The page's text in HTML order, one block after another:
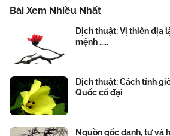
Bài Xem Nhiều Nhất
Dịch thuật: Vị thiên địa
mệnh .....
Dịch thuật: Cách tính
Quốc cổ đại
Nguồn gốc danh, tự và